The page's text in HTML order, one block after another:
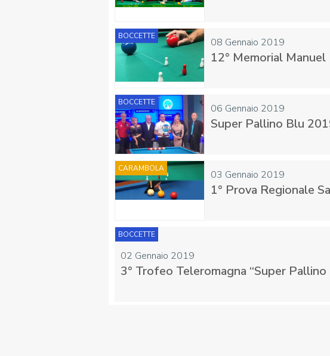
08 Gennaio 2019
BOCCETTE
12° Memorial
06 Gennaio 2019
BOCCETTE
Super Pallino Blu
03 Gennaio 2019
CARAMBOLA
1°
02 Gennaio 2019
BOCCETTE
3° Trofeo Teleromagna “Super Pallino